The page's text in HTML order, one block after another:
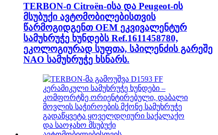
TERBON-ი Citroën-ისა და Peugeot-ის
მსუბუქი ავტომობილებისთვის
წარმოგიდგენთ OEM ეკვივალენტურ
სამუხრუჭე ხუნდებს Ref.1611458780,
ეკოლოგიურად სუფთა, სპილენძის გარეშე
NAO სამუხრუჭე ხსნარს.